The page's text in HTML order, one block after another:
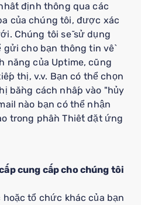
định thông qua các
của chúng tôi, được xác
Chúng tôi sẽ sử dụng
gửi cho bạn thông tin về
năng của Uptime, cũng
thị, v.v. Bạn có thể chọn
bằng cách nhấp vào "hủy
nào bạn có thể nhận
trong phần Thiết đặt ứng
cung cấp cho chúng tôi
tổ chức khác của bạn